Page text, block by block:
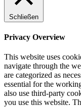
Schließen
Privacy Overview
This website uses
navigate through the
are categorized as
essential for the
also use third-party
you use this website.